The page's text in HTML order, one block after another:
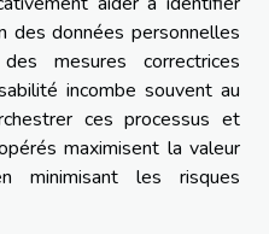
des données personnelles
mesures correctrices
incombe souvent au
ces processus et
maximisent la valeur
minimisant les risques